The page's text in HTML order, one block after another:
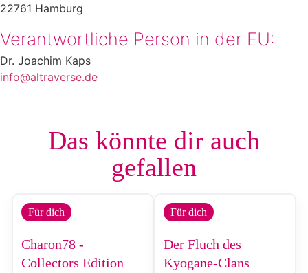
22761 Hamburg
Verantwortliche Person in der EU:
Dr. Joachim Kaps
info@altraverse.de
Das könnte dir auch
gefallen
Für dich
Charon78 -
Collectors Edition
Für dich
Der Fluch des
Kyogane-Clans